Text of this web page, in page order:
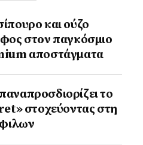
και ούζο
στoν παγκόσμιο
αποστάγματα
το
στοχεύοντας στη